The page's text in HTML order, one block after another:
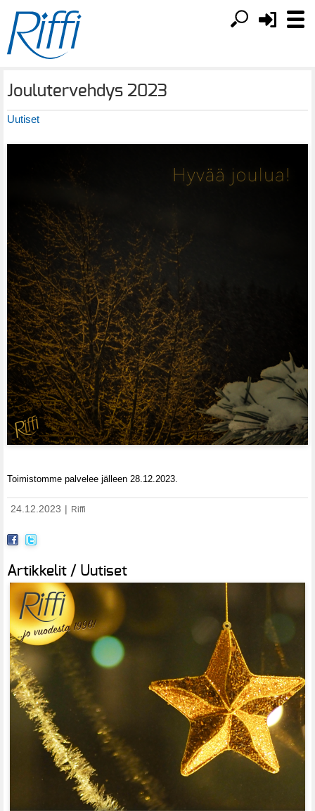
Joulutervehdys 2023
Uutiset
Toimistomme palvelee jälleen 28.12.2023.
24.12.2023 | Riffi
Artikkelit / Uutiset